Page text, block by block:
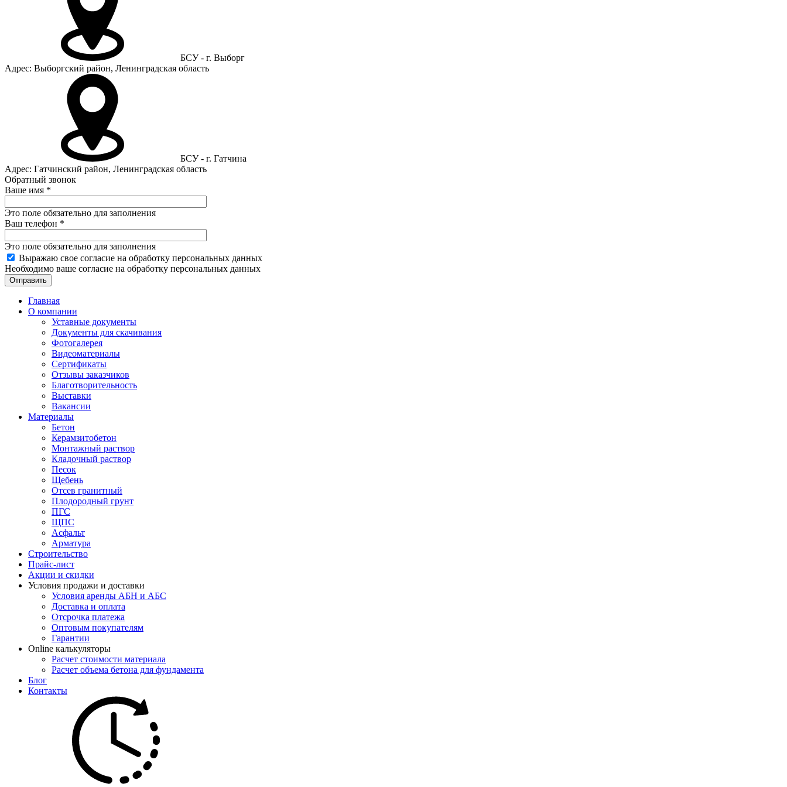
БСУ - г. Выборг
Адрес: Выборгский район, Ленинградская область
БСУ - г. Гатчина
Адрес: Гатчинский район, Ленинградская область
Обратный звонок
Ваше имя *
Это поле обязательно для заполнения
Ваш телефон *
Это поле обязательно для заполнения
Выражаю свое согласие на обработку персональных данных
Необходимо ваше согласие на обработку персональных данных
Отправить
Главная
О компании
Уставные документы
Документы для скачивания
Фотогалерея
Видеоматериалы
Сертификаты
Отзывы заказчиков
Благотворительность
Выставки
Вакансии
Материалы
Бетон
Керамзитобетон
Монтажный раствор
Кладочный раствор
Песок
Щебень
Отсев гранитный
Плодородный грунт
ПГС
ЩПС
Асфальт
Арматура
Строительство
Прайс-лист
Акции и скидки
Условия продажи и доставки
Условия аренды АБН и АБС
Доставка и оплата
Отсрочка платежа
Оптовым покупателям
Гарантии
Online калькуляторы
Расчет стоимости материала
Расчет объема бетона для фундамента
Блог
Контакты